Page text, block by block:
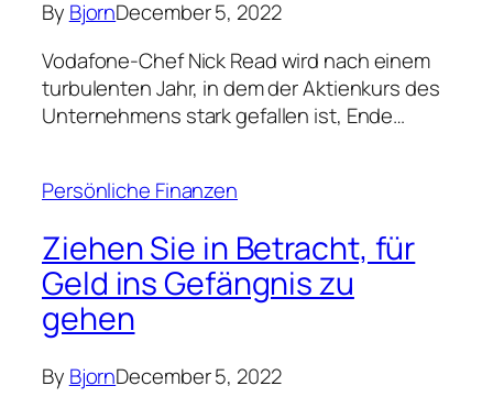
By BjornDecember 5, 2022
Vodafone-Chef Nick Read wird nach einem
turbulenten Jahr, in dem der Aktienkurs des
Unternehmens stark gefallen ist, Ende…
Persönliche Finanzen
Ziehen Sie in Betracht, für
Geld ins Gefängnis zu
gehen
By BjornDecember 5, 2022